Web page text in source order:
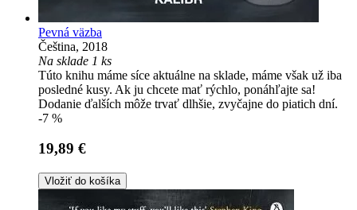
Pevná väzba
Čeština, 2018
Na sklade 1 ks
Túto knihu máme síce aktuálne na sklade, máme však už iba
posledné kusy. Ak ju chcete mať rýchlo, ponáhľajte sa!
Dodanie ďalších môže trvať dlhšie, zvyčajne do piatich dní.
-7 %
19,89 €
Vložiť do košíka